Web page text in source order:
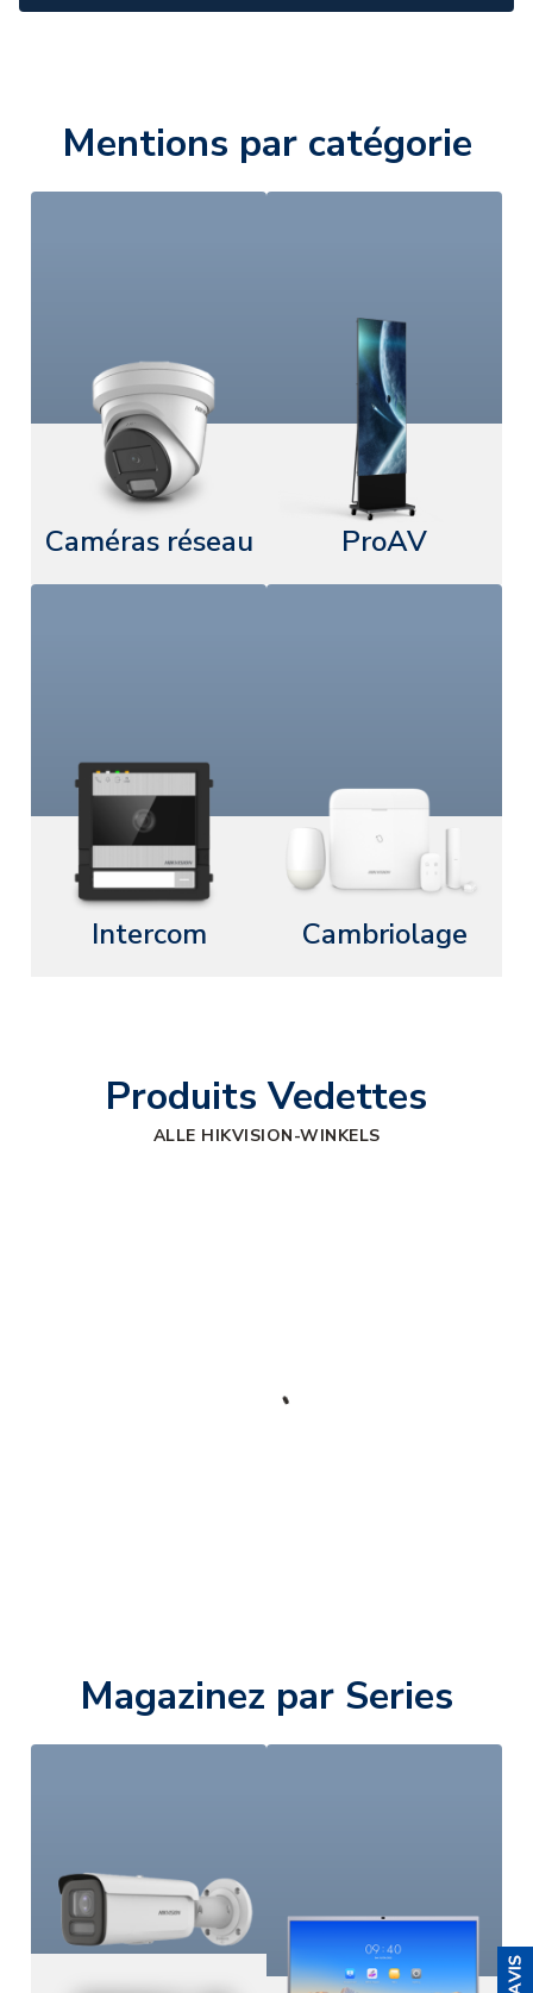
Mentions par catégorie
Caméras réseau ProAV
Intercom Cambriolage
Produits Vedettes
ALLE HIKVISION-WINKELS
Magazinez par Series